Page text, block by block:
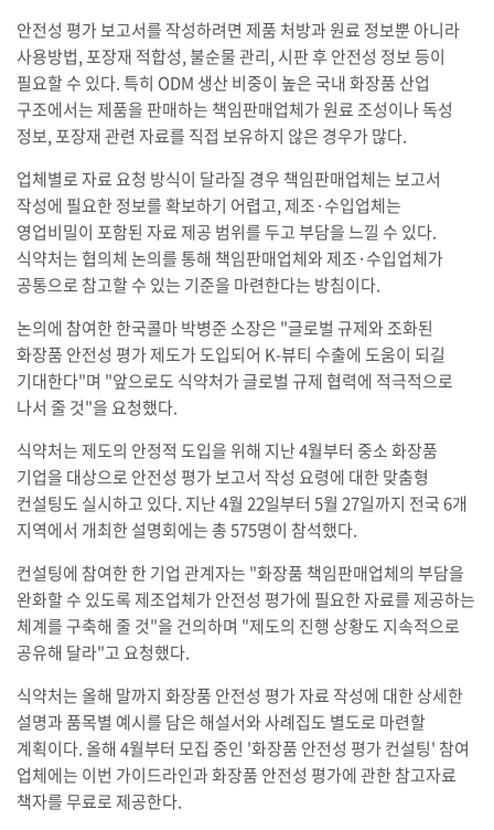
안전성 평가 보고서를 작성하려면 제품 처방과 원료 정보뿐 아니라
사용방법, 포장재 적합성, 불순물 관리, 시판 후 안전성 정보 등이
필요할 수 있다. 특히 ODM 생산 비중이 높은 국내 화장품 산업
구조에서는 제품을 판매하는 책임판매업체가 원료 조성이나 독성
정보, 포장재 관련 자료를 직접 보유하지 않은 경우가 많다.
업체별로 자료 요청 방식이 달라질 경우 책임판매업체는 보고서
작성에 필요한 정보를 확보하기 어렵고, 제조·수입업체는
영업비밀이 포함된 자료 제공 범위를 두고 부담을 느낄 수 있다.
식약처는 협의체 논의를 통해 책임판매업체와 제조·수입업체가
공통으로 참고할 수 있는 기준을 마련한다는 방침이다.
논의에 참여한 한국콜마 박병준 소장은 "글로벌 규제와 조화된
화장품 안전성 평가 제도가 도입되어 K-뷰티 수출에 도움이 되길
기대한다"며 "앞으로도 식약처가 글로벌 규제 협력에 적극적으로
나서 줄 것"을 요청했다.
식약처는 제도의 안정적 도입을 위해 지난 4월부터 중소 화장품
기업을 대상으로 안전성 평가 보고서 작성 요령에 대한 맞춤형
컨설팅도 실시하고 있다. 지난 4월 22일부터 5월 27일까지 전국 6개
지역에서 개최한 설명회에는 총 575명이 참석했다.
컨설팅에 참여한 한 기업 관계자는 "화장품 책임판매업체의 부담을
완화할 수 있도록 제조업체가 안전성 평가에 필요한 자료를 제공하는
체계를 구축해 줄 것"을 건의하며 "제도의 진행 상황도 지속적으로
공유해 달라"고 요청했다.
식약처는 올해 말까지 화장품 안전성 평가 자료 작성에 대한 상세한
설명과 품목별 예시를 담은 해설서와 사례집도 별도로 마련할
계획이다. 올해 4월부터 모집 중인 '화장품 안전성 평가 컨설팅' 참여
업체에는 이번 가이드라인과 화장품 안전성 평가에 관한 참고자료
책자를 무료로 제공한다.